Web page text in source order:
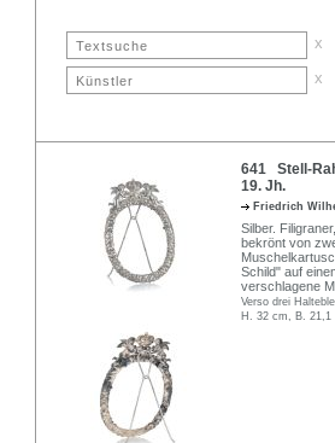
x
x
641 Stell-
19. Jh.
Friedrich
Silber.
bekrönt von
Schild" auf
verschlagene
Verso drei
H. 32 cm, B. 21,1